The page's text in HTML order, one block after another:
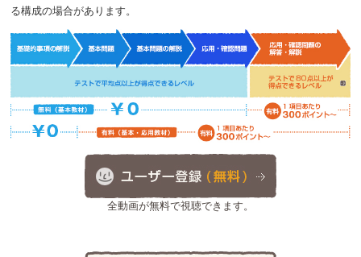
か（しますか）？ とたずねる文を学習しよう！
2019.08.01夏季休業日のお知らせ
【中３】1・2年の総復習！一人称、二人称、
単数・複数、３人称単数現在のｓを復習しよう！！
2019.07.31【中１】１学期の総復習！ルーペ・顕微鏡の使
い方を確認して、水中の小さな生物を観察！！
2019.07.30【中２】1学期の復習 will＋動詞の原形で「～
するつもりです・～するでしょう」
る構成の場合があります。
全動画が無料で視聴できます。